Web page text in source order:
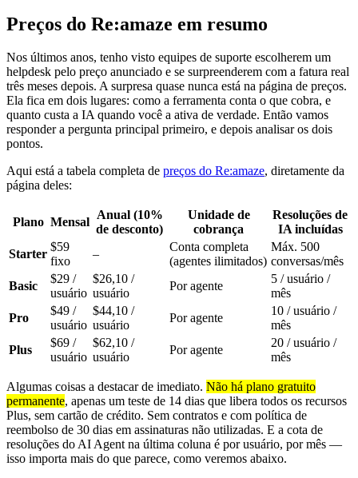
Preços do Re:amaze em resumo
Nos últimos anos, tenho visto equipes de suporte escolherem um
helpdesk pelo preço anunciado e se surpreenderem com a fatura real
três meses depois. A surpresa quase nunca está na página de preços.
Ela fica em dois lugares: como a ferramenta conta o que cobra, e
quanto custa a IA quando você a ativa de verdade. Então vamos
responder a pergunta principal primeiro, e depois analisar os dois
pontos.
Aqui está a tabela completa de preços do Re:amaze, diretamente da
página deles:
Plano Mensal
Anual (10%
de desconto)
Unidade de
cobrança
Resoluções de
IA incluídas
Starter
$59
fixo
–
Conta completa
(agentes ilimitados)
Máx. 500
conversas/mês
Basic
$29 /
usuário
$26,10 /
usuário
Por agente
5 / usuário /
mês
Pro
$49 /
usuário
$44,10 /
usuário
Por agente
10 / usuário /
mês
Plus
$69 /
usuário
$62,10 /
usuário
Por agente
20 / usuário /
mês
Algumas coisas a destacar de imediato. Não há plano gratuito
permanente, apenas um teste de 14 dias que libera todos os recursos
Plus, sem cartão de crédito. Sem contratos e com política de
reembolso de 30 dias em assinaturas não utilizadas. E a cota de
resoluções do AI Agent na última coluna é por usuário, por mês —
isso importa mais do que parece, como veremos abaixo.